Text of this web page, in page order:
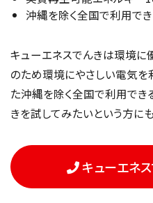
沖縄を除く全国で利用で
キューエネスでんきは環境に
のため環境にやさしい電気を
た沖縄を除く全国で利用でき
きを試してみたいという方に
キューエネ